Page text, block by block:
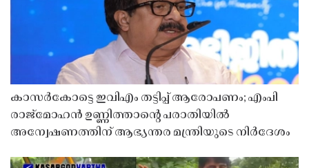
കാസർകോട്ടെ ഇവിഎം തട്ടിപ്പ് ആരോപണം; എംപി
രാജ്‌മോഹൻ ഉണ്ണിത്താന്റെ പരാതിയിൽ
അന്വേഷണത്തിന് ആഭ്യന്തര മന്ത്രിയുടെ നിർദേശം